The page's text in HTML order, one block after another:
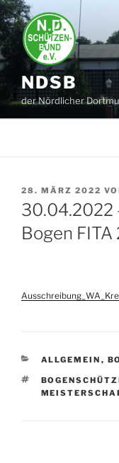
Zum
Inhalt
springen
NDSB
der Nördlicher
VERÖFFENTLICHT
AM
28. MÄRZ 2022
30.04.2022
Bogen FITA
KATEGORIEN
ALLGEMEIN ,